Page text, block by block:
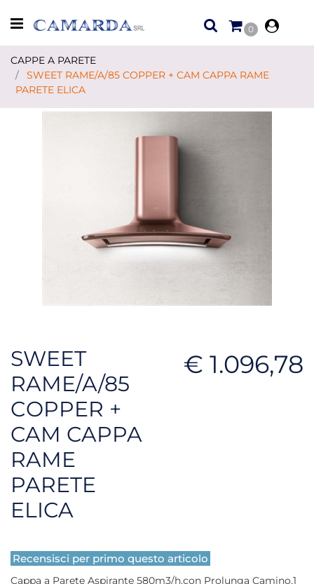
Open menu
0
CAPPE A PARETE
SWEET RAME/A/85 COPPER + CAM CAPPA RAME
PARETE ELICA
SWEET
RAME/A/85
COPPER +
CAM CAPPA
RAME
PARETE
ELICA
€ 1.096,78
Recensisci per primo questo articolo
Cappa a Parete Aspirante 580m3/h,con Prolunga Camino,1